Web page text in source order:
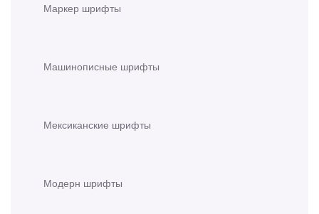
Маркер шрифты
Машинописные шрифты
Мексиканские шрифты
Модерн шрифты